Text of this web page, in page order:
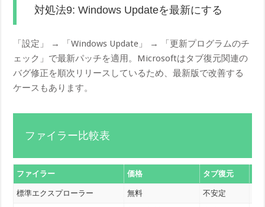
対処法9: Windows Updateを最新にする
「設定」 → 「Windows Update」 → 「更新プログラムのチ
ェック」で最新パッチを適用。Microsoftはタブ復元関連の
バグ修正を順次リリースしているため、最新版で改善する
ケースもあります。
ファイラー比較表
ファイラー 価格 タブ復元
標準エクスプローラー 無料 不安定